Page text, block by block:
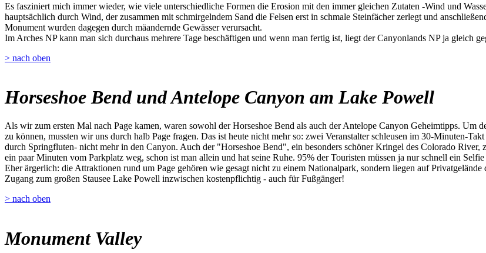
Es fasziniert mich immer wieder, wie viele unterschiedliche Formen die Erosion mit den immer gleichen Zutaten -Wind und
hauptsächlich durch Wind, der zusammen mit schmirgelndem Sand die Felsen erst in schmale Steinfächer zerlegt und
Monument wurden dagegen durch mäandernde Gewässer verursacht.
Im Arches NP kann man sich durchaus mehrere Tage beschäftigen und wenn man fertig ist, liegt der Canyonlands NP ja gleich
> nach oben
Horseshoe Bend und Antelope Canyon am Lake Powell
Als wir zum ersten Mal nach Page kamen, waren sowohl der Horseshoe Bend als auch der Antelope Canyon Geheimtipps. Um
zu können, mussten wir uns durch halb Page fragen. Das ist heute nicht mehr so: zwei Veranstalter schleusen im 30-Minuten-
durch Springfluten- nicht mehr in den Canyon. Auch der "Horseshoe Bend", ein besonders schöner Kringel des Colorado River,
ein paar Minuten vom Parkplatz weg, schon ist man allein und hat seine Ruhe. 95% der Touristen müssen ja nur schnell ein
Eher ärgerlich: die Attraktionen rund um Page gehören wie gesagt nicht zu einem Nationalpark, sondern liegen auf
Zugang zum großen Stausee Lake Powell inzwischen kostenpflichtig - auch für Fußgänger!
> nach oben
Monument Valley